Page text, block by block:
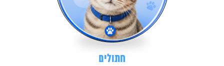
חתולים